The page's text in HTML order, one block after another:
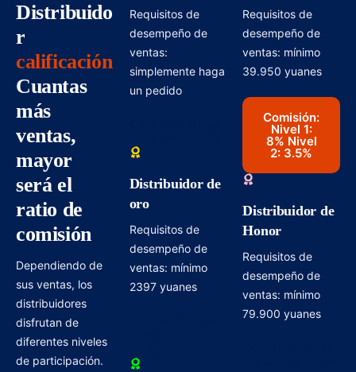
Distribuido
r
calificación
Cuantas
más
ventas,
mayor
será el
ratio de
comisión
Dependiendo de
sus ventas, los
distribuidores
disfrutan de
diferentes niveles
de participación.
Requisitos de
desempeño de
ventas:
simplemente haga
un pedido
Distribuidor de
oro
Requisitos de
desempeño de
ventas: mínimo
2397 yuanes
Requisitos de
desempeño de
ventas: mínimo
39.950 yuanes
Comisión:
Nivel 1:
8% Nivel
2: 3.5%
Distribuidor de
Honor
Requisitos de
desempeño de
ventas: mínimo
79.900 yuanes